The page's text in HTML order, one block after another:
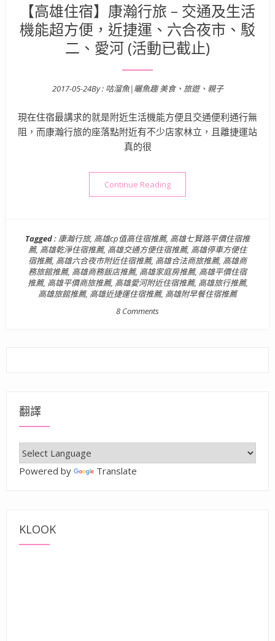
【高雄住宿】康瀚行旅 – 交通及生活
機能超方便，近捷運、六合夜市、駁
二、愛河 (活動已截止)
Posted on
2017-05-24By : 咕溜魚|曬魚趣 美食、旅遊、親子
現在住宿最講求的就是附近生活機能方便且交通便利通行無
阻，而康瀚行旅的座落點附近有不少店家林立，且離捷運站
真的很
Continue Reading“【高雄住宿】康瀚行旅 – 交
Tagged : 康瀚行旅, 高雄cp值高住宿推薦, 高雄七賢路平價住宿推
薦, 高雄乾淨住宿推薦, 高雄交通方便住宿推薦, 高雄停車方便住
宿推薦, 高雄六合夜市附近住宿推薦, 高雄合法商旅推薦, 高雄商
務旅館推薦, 高雄商務飯店推薦, 高雄家庭房推薦, 高雄平價住宿
推薦, 高雄平價商旅推薦, 高雄愛河附近住宿推薦, 高雄旅行推薦,
高雄旅館推薦, 高雄近捷運住宿推薦, 高雄附早餐住宿推薦
8 Comments
翻譯
Powered by Translate
KLOOK